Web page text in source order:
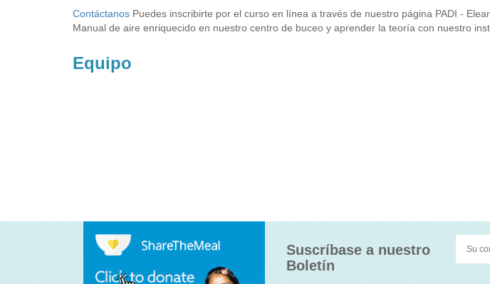
Contáctanos Puedes inscribirte por el curso en línea a través de nuestro página PADI -
Manual de aire enriquecido en nuestro centro de buceo y aprender la teoría con nuestro
Equipo
Suscríbase a nuestro
Boletín